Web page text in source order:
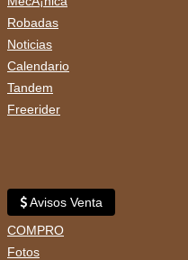
Robadas
Noticias
Calendario
Tandem
Freerider
Avisos Venta
COMPRO
Fotos